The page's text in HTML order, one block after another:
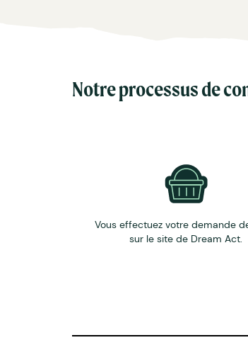
Notre processus de
Vous effectuez votre demande
sur le site de Dream Act.